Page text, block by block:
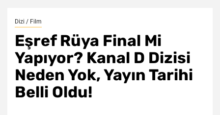
Dizi / Film
Eşref Rüya Final Mi
Yapıyor? Kanal D Dizisi
Neden Yok, Yayın Tarihi
Belli Oldu!